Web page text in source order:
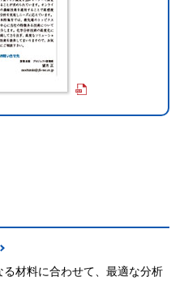
る材料に合わせて、最適な分析